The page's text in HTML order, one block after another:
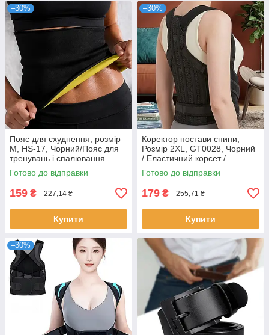
–30%
Пояс для схуднення, розмір
M, HS-17, Чорний/Пояс для
тренувань і спалювання
жиру/корсет для схуднення/
Пояс для фітнесу
Готово до відправки
159 ₴ 227,14 ₴
Купити
–30%
Коректор постави спини,
Розмір 2XL, GT0028, Чорний
/ Еластичний корсет /
Ортопедичний бандаж для
спини / Корсет для спини
Готово до відправки
179 ₴ 255,71 ₴
Купити
–30%